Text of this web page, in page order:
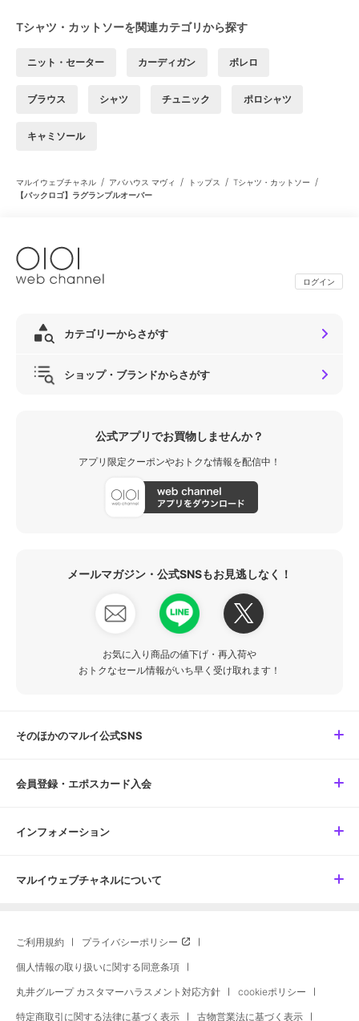
Tシャツ・カットソーを関連カテゴリから探す
ニット・セーター カーディガン ボレロ
ブラウス シャツ チュニック ポロシャツ
キャミソール
マルイウェブチャネル / アバハウス マヴィ / トップス / Tシャツ・カットソー /
【バックロゴ】ラグランプルオーバー
ログイン
カテゴリーからさがす
ショップ・ブランドからさがす
公式アプリでお買物しませんか？
アプリ限定クーポンやおトクな情報を配信中！
メールマガジン・公式SNSもお見逃しなく！
お気に入り商品の値下げ・再入荷や
おトクなセール情報がいち早く受け取れます！
そのほかのマルイ公式SNS
会員登録・エポスカード入会
インフォメーション
マルイウェブチャネルについて
ご利用規約 プライバシーポリシー
個人情報の取り扱いに関する同意条項
丸井グループ カスタマーハラスメント対応方針 cookieポリシー
特定商取引に関する法律に基づく表示 古物営業法に基づく表示